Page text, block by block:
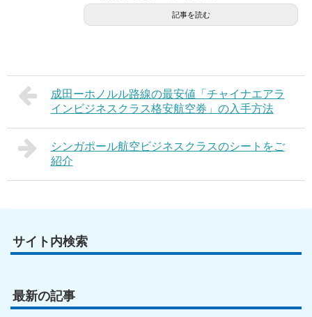
記事を読む
成田ーホノルル路線の最安値「チャイナエアラ
インビジネスクラス格安航空券」の入手方法
シンガポール航空ビジネスクラスのシートをご
紹介
サイト内検索
最新の記事